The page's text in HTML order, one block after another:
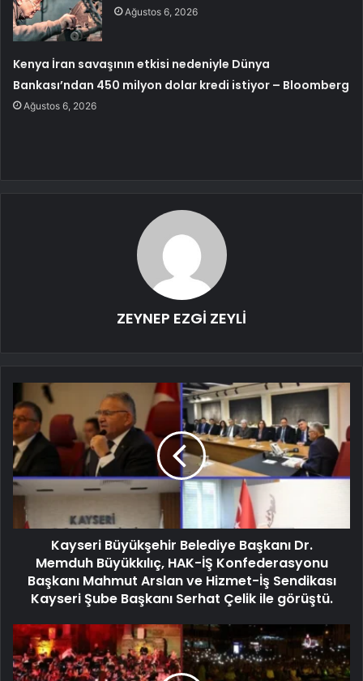
Ağustos 6, 2026
Kenya İran savaşının etkisi nedeniyle Dünya
Bankası’ndan 450 milyon dolar kredi istiyor – Bloomberg
Ağustos 6, 2026
ZEYNEP EZGİ ZEYLİ
Kayseri Büyükşehir Belediye Başkanı Dr.
Memduh Büyükkılıç, HAK-İŞ Konfederasyonu
Başkanı Mahmut Arslan ve Hizmet-İş Sendikası
Kayseri Şube Başkanı Serhat Çelik ile görüştü.